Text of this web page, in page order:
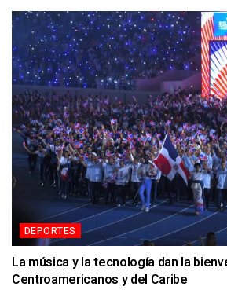
DEPORTES
La música y la tecnología dan la
Centroamericanos y del Caribe